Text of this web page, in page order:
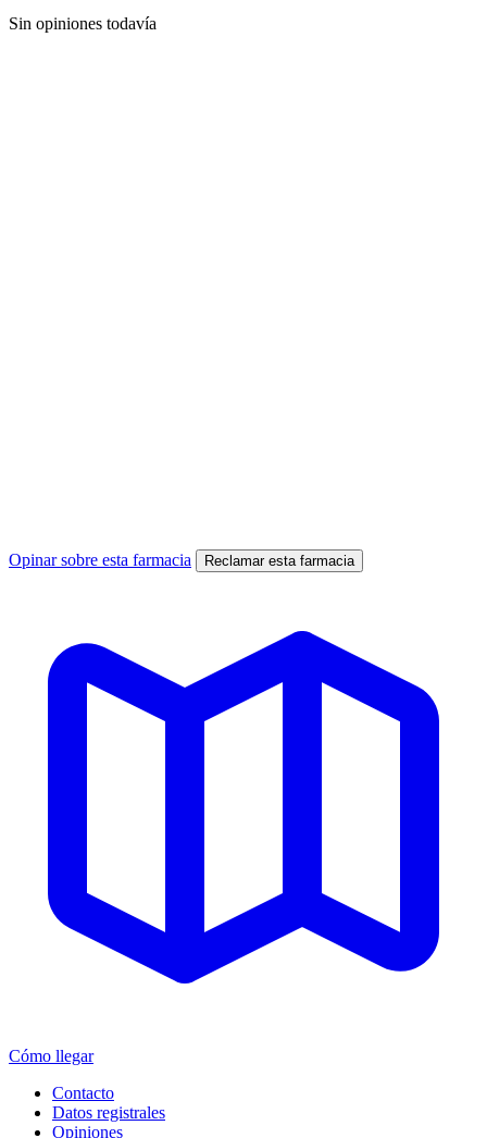
Sin opiniones todavía
Opinar sobre esta farmacia Reclamar esta farmacia
Cómo llegar
Contacto
Datos registrales
Opiniones